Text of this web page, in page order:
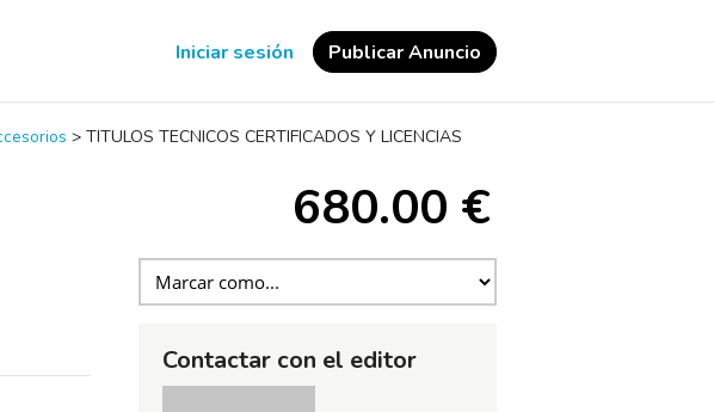
Iniciar sesión Publicar Anuncio
> TITULOS TECNICOS CERTIFICADOS Y LICENCIAS
680.00 €
Contactar con el editor